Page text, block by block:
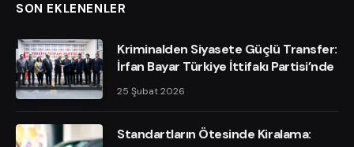
SON EKLENENLER
Kriminalden Siyasete Güçlü Transfer:
İrfan Bayar Türkiye İttifakı Partisi’nde
25 Şubat 2026
Standartların Ötesinde Kiralama: